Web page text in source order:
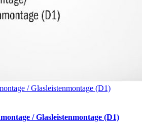
/ Glasleistenmontage (D1)
/ Glasleistenmontage (D1)